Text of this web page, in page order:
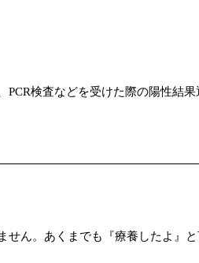
検査などを受けた際の陽性結
ん。あくまでも『療養したよ』と